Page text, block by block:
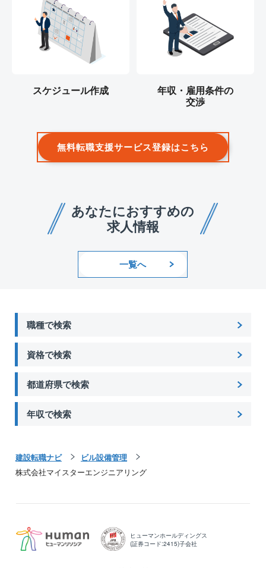
スケジュール作成
年収・雇用条件の
交渉
無料転職支援サービス登録はこちら
あなたにおすすめの
求人情報
一覧へ
職種で検索
資格で検索
都道府県で検索
年収で検索
建設転職ナビ
ビル設備管理
株式会社マイスターエンジニアリング
ヒューマンホールディングス
(証券コード:2415)子会社